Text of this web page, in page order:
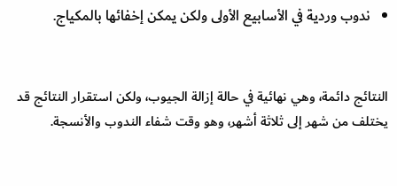
ندوب وردية في الأسابيع الأولى ولكن يمكن إخفائها بالمكياج.
النتائج دائمة، وهي نهائية في حالة إزالة الجيوب، ولكن استقرار النتائج قد
يختلف من شهر إلى ثلاثة أشهر، وهو وقت شفاء الندوب والأنسجة.